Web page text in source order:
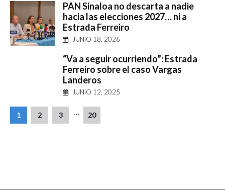
PAN Sinaloa no descarta a nadie
hacia las elecciones 2027… ni a
Estrada Ferreiro
JUNIO 18, 2026
“Va a seguir ocurriendo”: Estrada
Ferreiro sobre el caso Vargas
Landeros
JUNIO 12, 2025
1 2 3 … 20